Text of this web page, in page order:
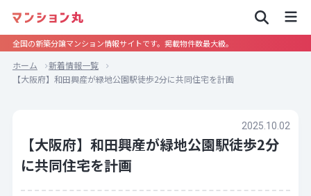
全国の新築分譲マンション情報サイトです。掲載物件数最大級。
ホーム
新着情報一覧
【大阪府】和田興産が緑地公園駅徒歩2分に共同住宅を計画
2025.10.02
【大阪府】和田興産が緑地公園駅徒歩2分
に共同住宅を計画